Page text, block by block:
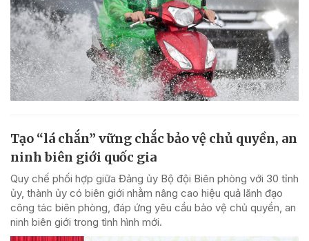
Tạo “lá chắn” vững chắc bảo vệ chủ quyền, an
ninh biên giới quốc gia
Quy chế phối hợp giữa Đảng ủy Bộ đội Biên phòng với 30 tỉnh
ủy, thành ủy có biên giới nhằm nâng cao hiệu quả lãnh đạo
công tác biên phòng, đáp ứng yêu cầu bảo vệ chủ quyền, an
ninh biên giới trong tình hình mới.